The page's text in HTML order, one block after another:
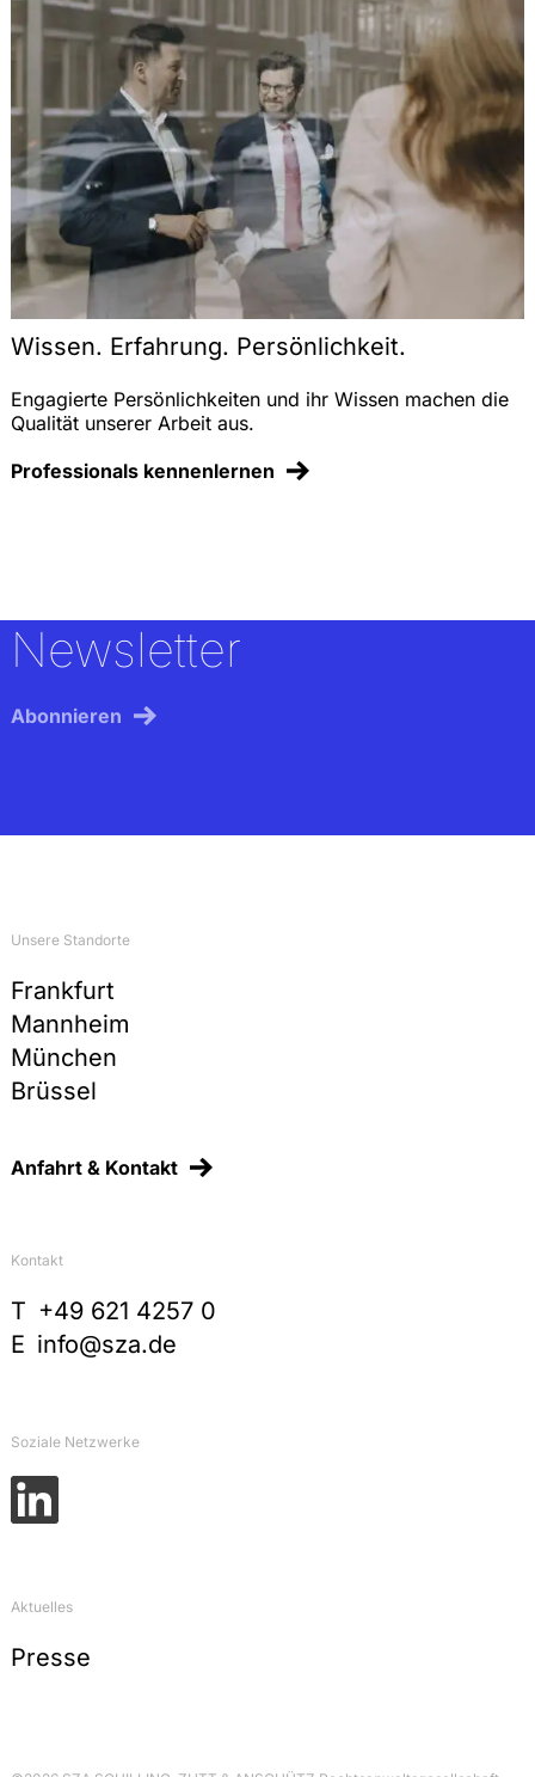
Wissen. Erfahrung. Persönlichkeit.
Engagierte Persönlichkeiten und ihr Wissen machen die
Qualität unserer Arbeit aus.
Professionals kennenlernen
Newsletter
Abonnieren
Unsere Standorte
Frankfurt
Mannheim
München
Brüssel
Anfahrt & Kontakt
Kontakt
T +49 621 4257 0
E info@sza.de
Soziale Netzwerke
Aktuelles
Presse